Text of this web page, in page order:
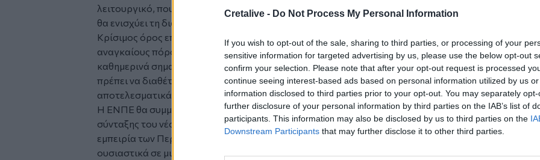
Cretalive - Do Not Process My Personal Information
If you wish to opt-out of the sale, sharing to third parties, or processing of your
sensitive information for targeted advertising by us, please use the below opt-out
confirm your selection. Please note that after your opt-out request is processed
continue seeing interest-based ads based on personal information utilized by us
information disclosed to third parties prior to your opt-out. You may separately
further disclosure of your personal information by third parties on the IAB’s list of
participants. This information may also be disclosed by us to third parties on the
Downstream Participants that may further disclose it to other third parties.
λειτουργικό, που θα μειώνει την γραφειοκρατία, θα επιταχύνει διαδικασίες και
θα ενισχύει τη διαφάνεια και τη λογοδοσία.
Κρίσιμος όρος επιτυχίας είναι η αντιστοίχιση αρμοδιοτήτων με τους
αναγκαίους πόρους και το απαιτούμενο προσωπικό. Οι Περιφέρειες σηκώνουν
καθημερινά σημαντικό βάρος σε έργα και υπηρεσίες για τους πολίτες και
πρέπει να διαθέτουν τα κατάλληλα εργαλεία για να ανταποκρίνονται
αποτελεσματικά.
Η ΕΝΠΕ θα συμμετέχει ενεργά, θεσμικά και τεκμηριωμένα στη διαδικασία
σύνταξης του νέου Κώδικα, καταθέτοντας συγκεκριμένες προτάσεις από την
εμπειρία των Περιφερειών σε όλη τη χώρα. Στόχος μας είναι να συμβάλουμε
ουσιαστικά σε μια μεταρρύθμιση που θα κάνει τις Περιφέρειες ακόμα πιο